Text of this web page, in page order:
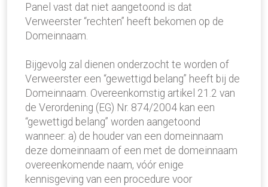
Panel vast dat niet aangetoond is dat
Verweerster “rechten” heeft bekomen op de
Domeinnaam.
Bijgevolg zal dienen onderzocht te worden of
Verweerster een “gewettigd belang” heeft bij de
Domeinnaam. Overeenkomstig artikel 21.2 van
de Verordening (EG) Nr. 874/2004 kan een
“gewettigd belang” worden aangetoond
wanneer: a) de houder van een domeinnaam
deze domeinnaam of een met de domeinnaam
overeenkomende naam, vóór enige
kennisgeving van een procedure voor